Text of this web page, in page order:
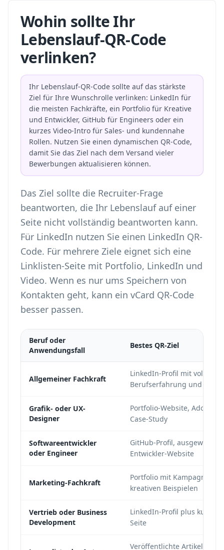
Wohin sollte Ihr
Lebenslauf-QR-Code
verlinken?
Ihr Lebenslauf-QR-Code sollte auf das stärkste
Ziel für Ihre Wunschrolle verlinken: LinkedIn für
die meisten Fachkräfte, ein Portfolio für Kreative
und Entwickler, GitHub für Engineers oder ein
kurzes Video-Intro für Sales- und kundennahe
Rollen. Nutzen Sie einen dynamischen QR-Code,
damit Sie das Ziel nach dem Versand vieler
Bewerbungen aktualisieren können.
Das Ziel sollte die Recruiter-Frage
beantworten, die Ihr Lebenslauf auf einer
Seite nicht vollständig beantworten kann.
Für LinkedIn nutzen Sie einen LinkedIn QR-
Code. Für mehrere Ziele eignet sich eine
Linklisten-Seite mit Portfolio, LinkedIn und
Video. Wenn es nur ums Speichern von
Kontakten geht, kann ein vCard QR-Code
besser passen.
Beruf oder
Anwendungsfall
Bestes QR-Ziel
Allgemeiner Fachkraft
LinkedIn-Profil mit
Berufserfahrung und
Grafik- oder UX-
Designer
Portfolio-Website, Adobe
Case-Study
Softwareentwickler
oder Engineer
GitHub-Profil,
Entwickler-Website
Marketing-Fachkraft
Portfolio mit Kampagnen-
kreativen Beispielen
Vertrieb oder Business
Development
LinkedIn-Profil plus kurzes
Seite
Veröffentlichte Artikel,